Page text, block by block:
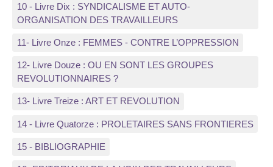
10 - Livre Dix : SYNDICALISME ET AUTO-
ORGANISATION DES TRAVAILLEURS
11- Livre Onze : FEMMES - CONTRE L’OPPRESSION
12- Livre Douze : OU EN SONT LES GROUPES
REVOLUTIONNAIRES ?
13- Livre Treize : ART ET REVOLUTION
14 - Livre Quatorze : PROLETAIRES SANS FRONTIERES
15 - BIBLIOGRAPHIE